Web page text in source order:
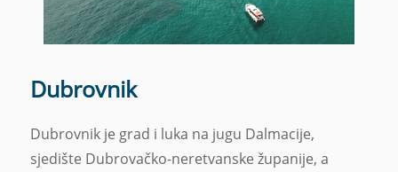
Dubrovnik
Dubrovnik je grad i luka na jugu Dalmacije,
sjedište Dubrovačko-neretvanske županije, a